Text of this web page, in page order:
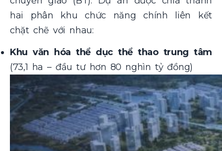
hai phân khu chức năng chính liên kết
chặt chẽ với nhau:
Khu văn hóa thể dục thể thao trung tâm
(73,1 ha – đầu tư hơn 80 nghìn tỷ đồng)